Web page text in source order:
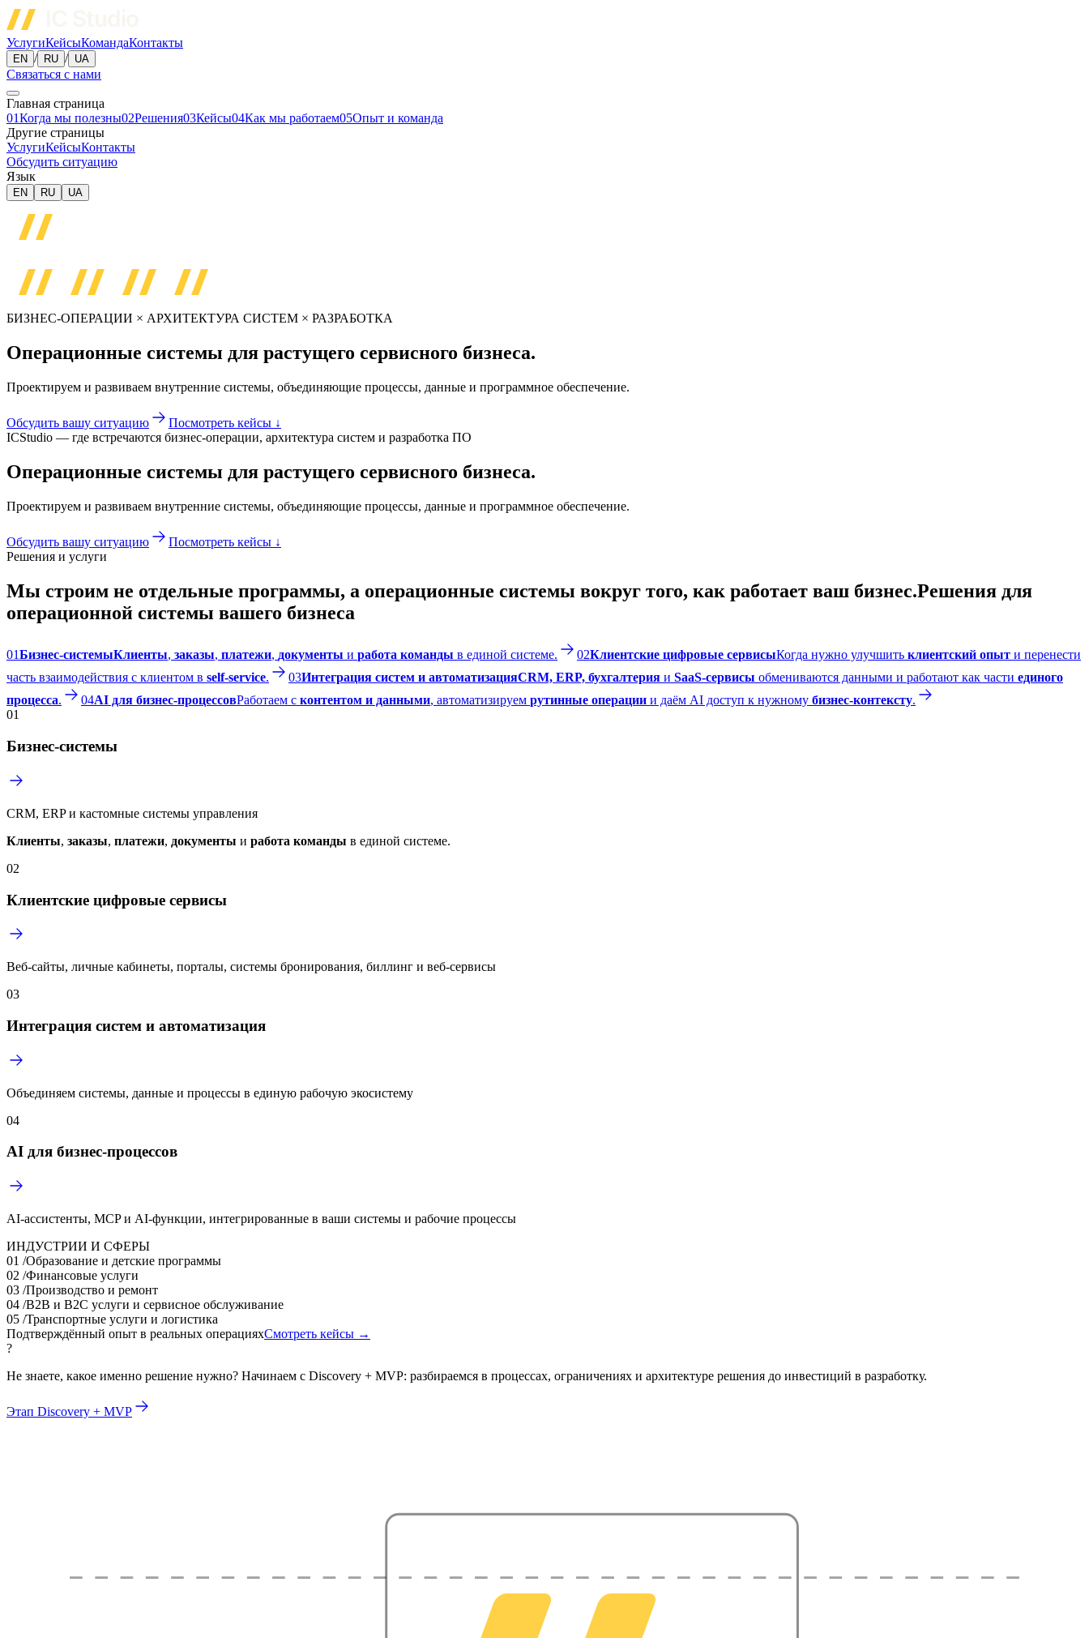
УслугиКейсыКомандаКонтакты
EN / RU / UA
Связаться с нами
Главная страница
01Когда мы полезны02Решения03Кейсы04Как мы работаем05Опыт и команда
Другие страницы
УслугиКейсыКонтакты
Обсудить ситуацию
Язык
EN RU UA
БИЗНЕС-ОПЕРАЦИИ × АРХИТЕКТУРА СИСТЕМ × РАЗРАБОТКА
Операционные системы для растущего сервисного бизнеса.
Проектируем и развиваем внутренние системы, объединяющие процессы, данные и программное обеспечение.
Обсудить вашу ситуацию
Посмотреть кейсы ↓
ICStudio — где встречаются бизнес-операции, архитектура систем и разработка ПО
Операционные системы для растущего сервисного бизнеса.
Проектируем и развиваем внутренние системы, объединяющие процессы, данные и программное обеспечение.
Обсудить вашу ситуацию
Посмотреть кейсы ↓
Решения и услуги
Мы строим не отдельные программы, а операционные системы вокруг того, как работает ваш бизнес.Решения для
операционной системы вашего бизнеса
01Бизнес-системыКлиенты, заказы, платежи, документы и работа команды в единой системе. 02Клиентские цифровые сервисыКогда нужно улучшить клиентский опыт и перенести
часть взаимодействия с клиентом в self-service. 03Интеграция систем и автоматизацияCRM, ERP, бухгалтерия и SaaS-сервисы обмениваются данными и работают как части единого
процесса. 04AI для бизнес-процессовРаботаем с контентом и данными, автоматизируем рутинные операции и даём AI доступ к нужному бизнес-контексту.
01
Бизнес-системы
CRM, ERP и кастомные системы управления
Клиенты, заказы, платежи, документы и работа команды в единой системе.
02
Клиентские цифровые сервисы
Веб-сайты, личные кабинеты, порталы, системы бронирования, биллинг и веб-сервисы
03
Интеграция систем и автоматизация
Объединяем системы, данные и процессы в единую рабочую экосистему
04
AI для бизнес-процессов
AI-ассистенты, MCP и AI-функции, интегрированные в ваши системы и рабочие процессы
ИНДУСТРИИ И СФЕРЫ
01 /Образование и детские программы
02 /Финансовые услуги
03 /Производство и ремонт
04 /B2B и B2C услуги и сервисное обслуживание
05 /Транспортные услуги и логистика
Подтверждённый опыт в реальных операцияхСмотреть кейсы →
?
Не знаете, какое именно решение нужно? Начинаем с Discovery + MVP: разбираемся в процессах, ограничениях и архитектуре решения до инвестиций в разработку.
Этап Discovery + MVP